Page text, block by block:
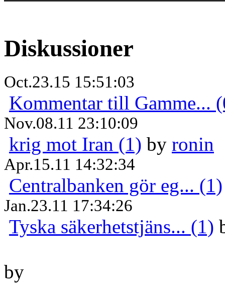
Diskussioner
Oct.23.15 15:51:03
Kommentar till Gamme...
Nov.08.11 23:10:09
krig mot Iran (1) by ronin
Apr.15.11 14:32:34
Centralbanken gör eg... (1)
Jan.23.11 17:34:26
Tyska säkerhetstjäns... (1)
by